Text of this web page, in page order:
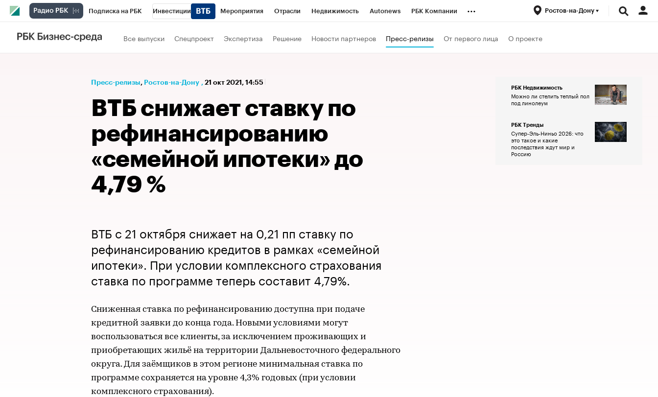
Подписка на РБК Инвестиции Мероприятия Отрасли Недвижимость Autonews РБК Компании
Телеканал
Спецпроекты
... Ростов-на-Дону
Все выпуски Спецпроект Экспертиза Решение Новости партнеров Пресс-релизы От первого лица О проекте
Пресс-релизы⁠, Ростов-на-Дону , 21 окт 2021, 14:55
ВТБ снижает ставку по
рефинансированию
«семейной ипотеки» до
4,79 %
ВТБ с 21 октября снижает на 0,21 пп ставку по
рефинансированию кредитов в рамках «семейной
ипотеки». При условии комплексного страхования
ставка по программе теперь составит 4,79%.
Сниженная ставка по рефинансированию доступна при подаче
кредитной заявки до конца года. Новыми условиями могут
воспользоваться все клиенты, за исключением проживающих и
приобретающих жильё на территории Дальневосточного федерального
округа. Для заёмщиков в этом регионе минимальная ставка по
программе сохраняется на уровне 4,3% годовых (при условии
комплексного страхования).
РБК Недвижимость
Можно ли стелить теплый пол
под линолеум
РБК Тренды
Супер-Эль-Ниньо 2026: что
это такое и какие
последствия ждут мир и
Россию